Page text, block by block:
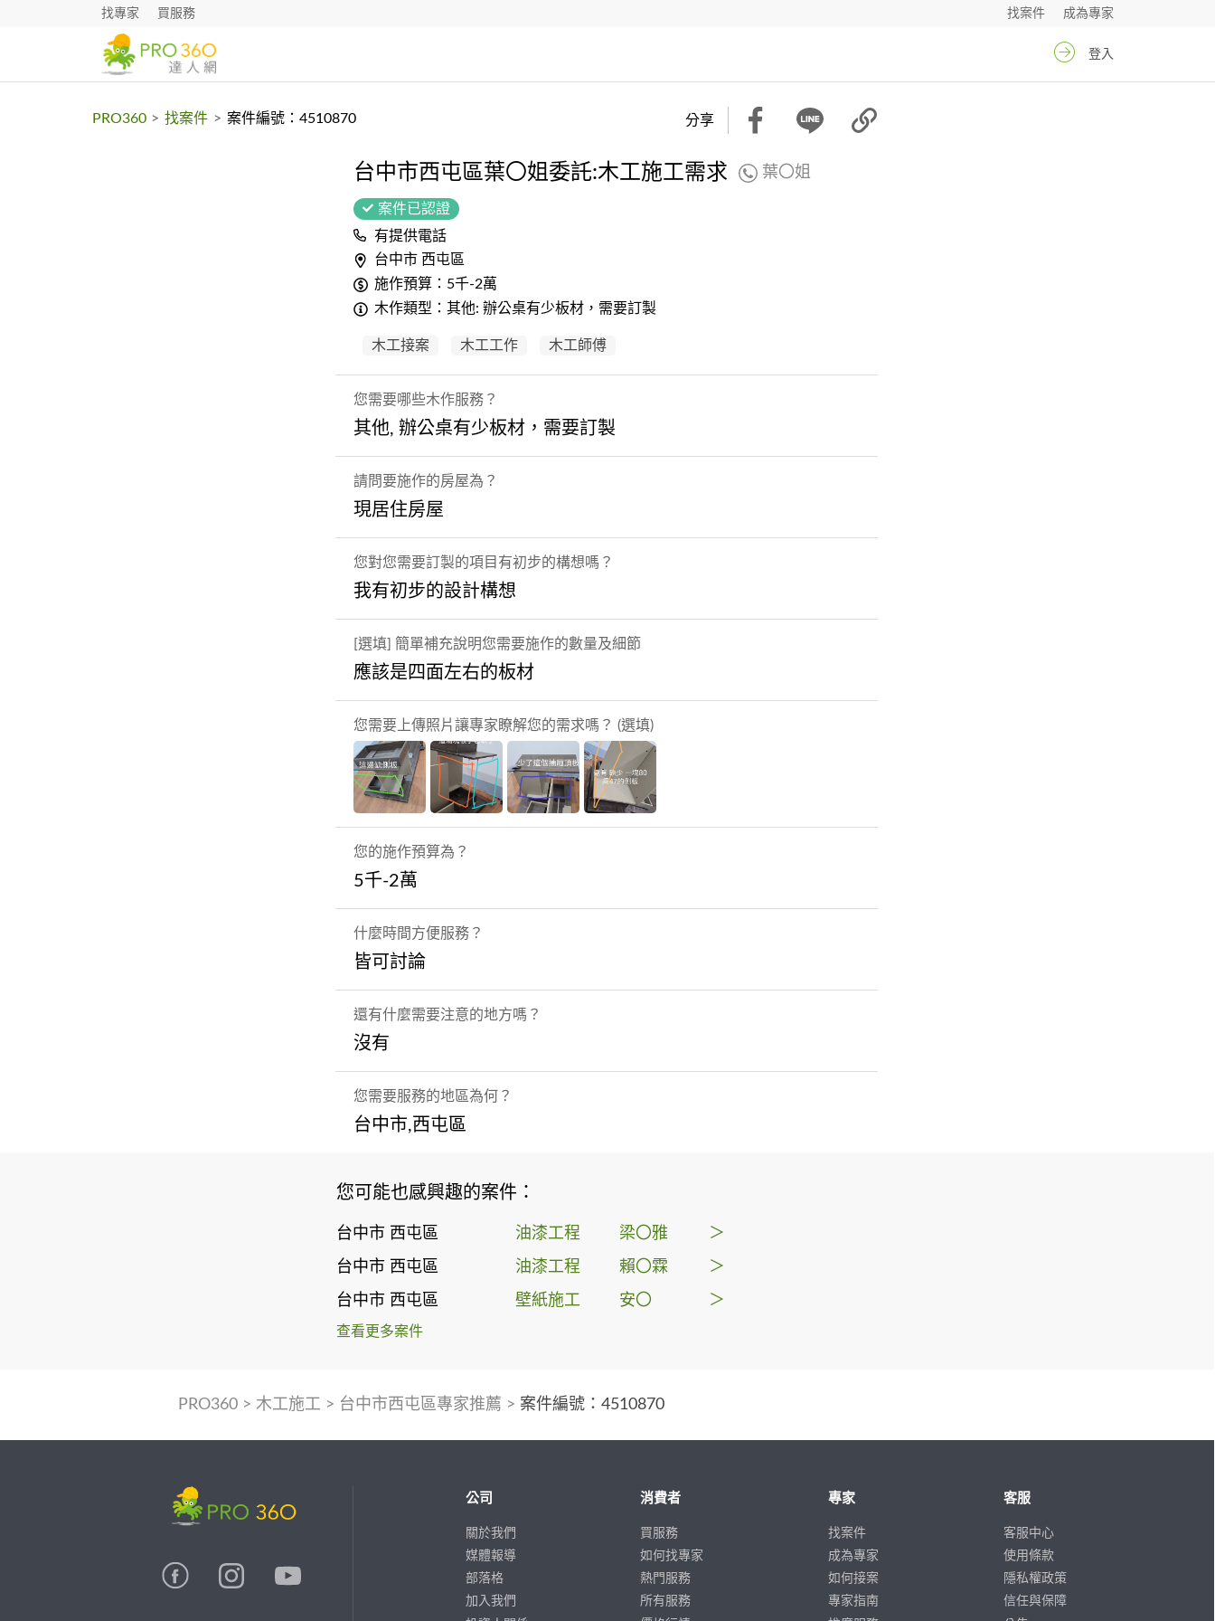
找專家 買服務 成為專家
找案件
登入
PRO360 > 找案件 > 案件編號：4510870 分享
台中市西屯區葉〇姐委託:木工施工需求 葉〇姐
案件已認證
有提供電話
台中市 西屯區
施作預算：5千-2萬
木作類型：其他: 辦公桌有少板材，需要訂製
木工接案 木工工作 木工師傅
您需要哪些木作服務？
其他, 辦公桌有少板材，需要訂製
請問要施作的房屋為？
現居住房屋
您對您需要訂製的項目有初步的構想嗎？
我有初步的設計構想
[選填] 簡單補充說明您需要施作的數量及細節
應該是四面左右的板材
您需要上傳照片讓專家瞭解您的需求嗎？ (選填)
您的施作預算為？
5千-2萬
什麼時間方便服務？
皆可討論
還有什麼需要注意的地方嗎？
沒有
您需要服務的地區為何？
台中市,西屯區
您可能也感興趣的案件：
台中市 西屯區 油漆工程 梁〇雅 ＞
台中市 西屯區 油漆工程 賴〇霖 ＞
台中市 西屯區 壁紙施工 安〇 ＞
查看更多案件
PRO360> 木工施工 > 台中市西屯區專家推薦 > 案件編號：4510870
公司
關於我們
媒體報導
部落格
加入我們
消費者
買服務
如何找專家
熱門服務
所有服務
專家
找案件
成為專家
如何接案
專家指南
客服
客服中心
使用條款
隱私權政策
信任與保障